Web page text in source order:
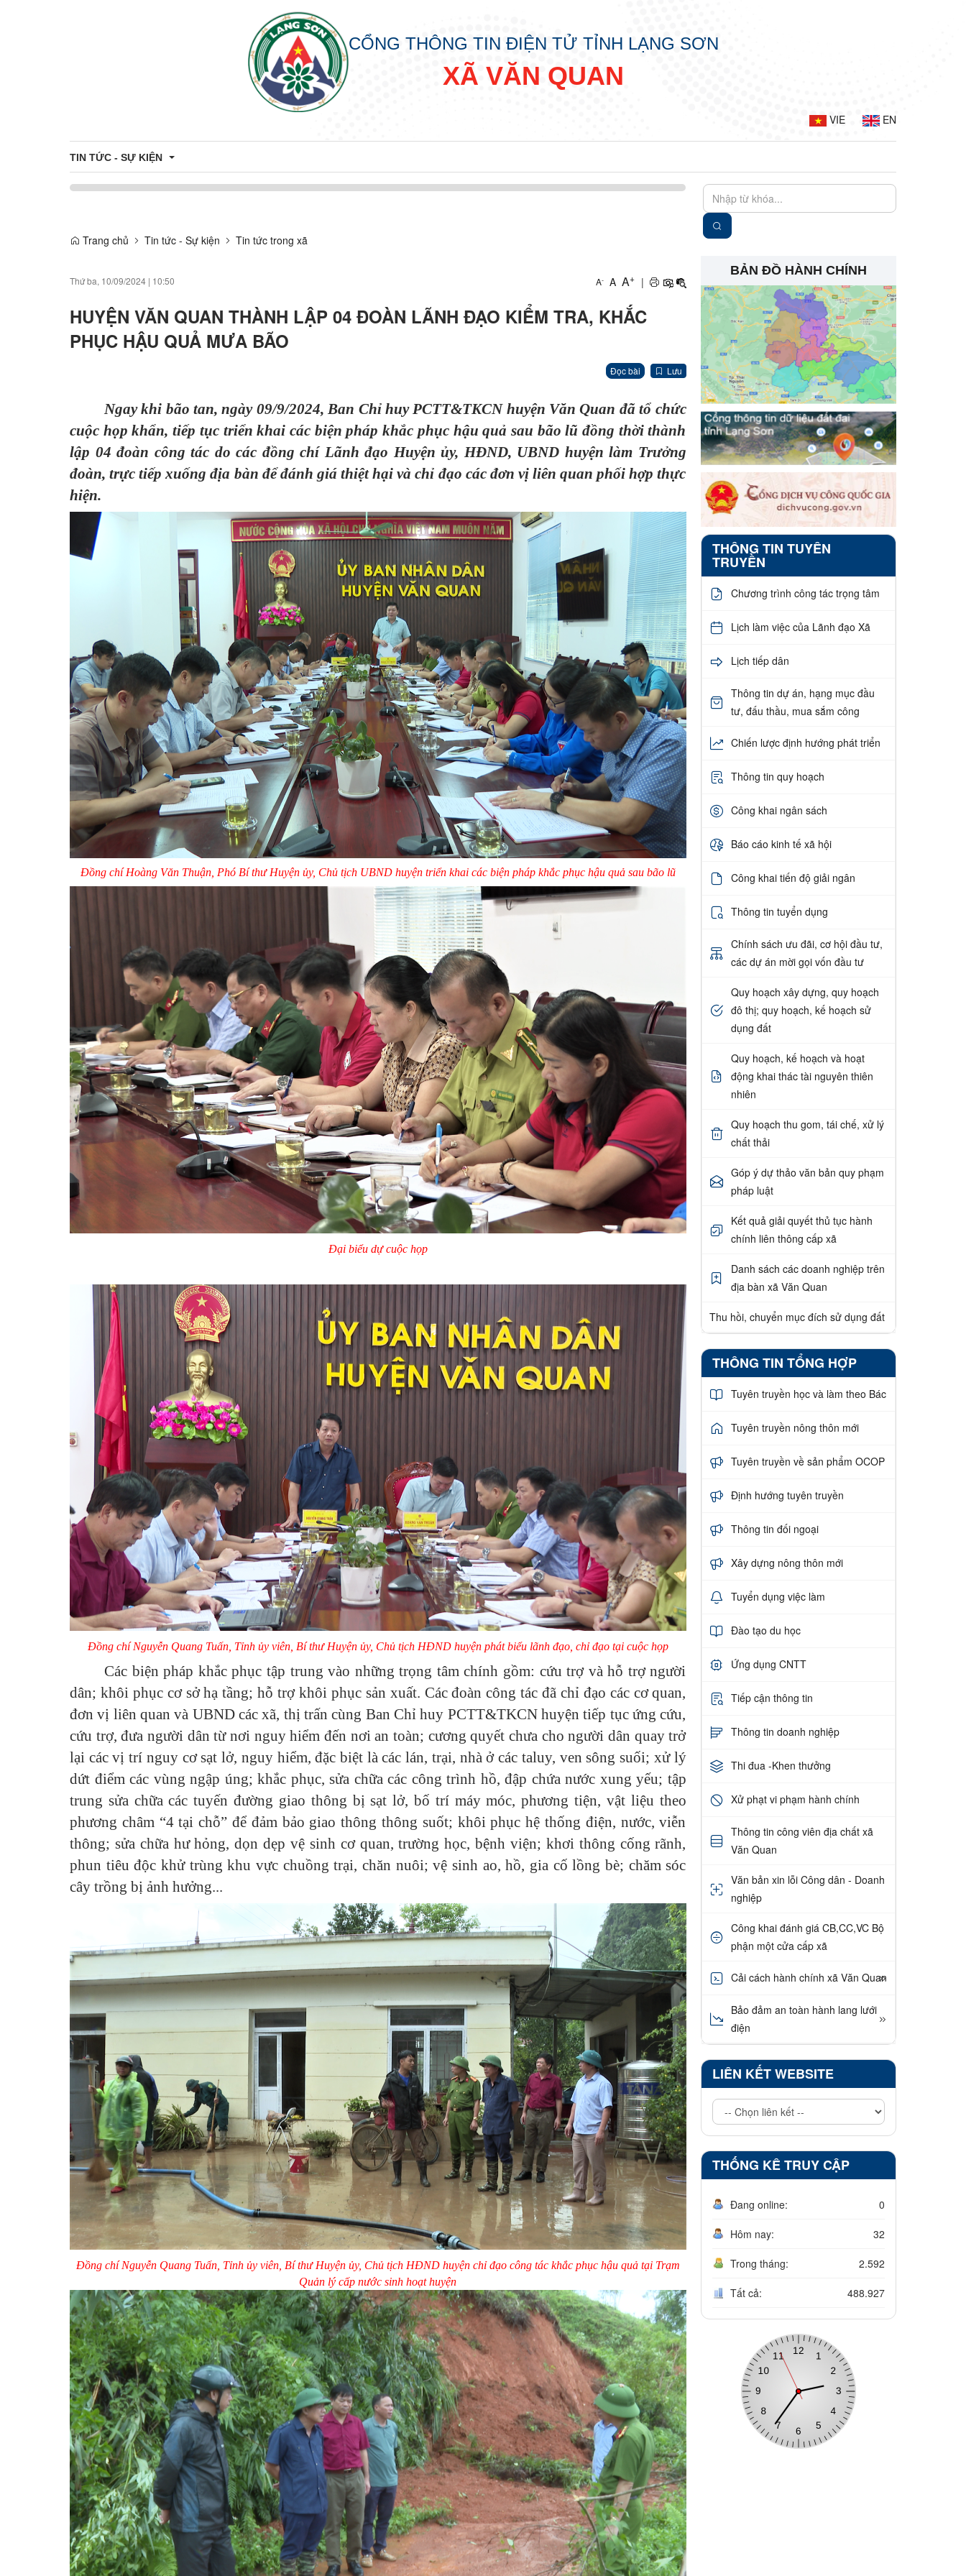
CỔNG THÔNG TIN ĐIỆN TỬ TỈNH LẠNG SƠN
XÃ VĂN QUAN
VIE EN
TIN TỨC - SỰ KIỆN
Thông tin đấu thầu - đấu giá
Công khai danh sách hỗ trợ Công dân - Doanh nghiệp
Du Lịch
Hoạt động các xã - thị trấn
Hoạt động lãnh đạo huyện
Hoạt động phòng ban chuyên môn
Kinh tế - Chính trị
Văn hoá - Xã hội
Khoa học - Công nghệ
Tin tức trong xã
Thi tuyển công chức, Viên chức
Cải cách hành chính
Nhân sự các lãnh đạo nhiệm kỳ 2025 - 2030
Trang chủ Tin tức - Sự kiện Tin tức trong xã
Thứ ba, 10/09/2024 | 10:50 A- A A+ |
HUYỆN VĂN QUAN THÀNH LẬP 04 ĐOÀN LÃNH ĐẠO KIỂM TRA, KHẮC
PHỤC HẬU QUẢ MƯA BÃO
Đọc bài Lưu
Ngay khi bão tan, ngày 09/9/2024,Ban Chỉ huy PCTT&TKCN huyện Văn Quan đã tổ chức
cuộc họp khẩn, tiếp tục triển khai các biện pháp khắc phục hậu quả sau bão lũ đồng thời thành
lập 04 đoàn công tác do các đồng chí Lãnh đạo Huyện ủy, HĐND, UBND huyện làm Trưởng
đoàn, trực tiếp xuống địa bàn để đánh giá thiệt hại và chỉ đạo các đơn vị liên quan phối hợp thực
hiện.
Đồng chí Hoàng Văn Thuận, Phó Bí thư Huyện ủy, Chủ tịch UBND huyện triển khai các biện pháp khắc phục hậu quả sau bão lũ
Đại biểu dự cuộc họp
Đồng chí Nguyễn Quang Tuấn, Tỉnh ủy viên, Bí thư Huyện ủy, Chủ tịch HĐND huyện phát biểu lãnh đạo, chỉ đạo tại cuộc họp
Các biện pháp khắc phục tập trung vào những trọng tâm chính gồm: cứu trợ và hỗ trợ người
dân; khôi phục cơ sở hạ tầng; hỗ trợ khôi phục sản xuất. Các đoàn công tác đã chỉ đạo các cơ quan,
đơn vị liên quan và UBND các xã, thị trấn cùng Ban Chỉ huy PCTT&TKCN huyện tiếp tục ứng cứu,
cứu trợ, đưa người dân từ nơi nguy hiểm đến nơi an toàn; cương quyết chưa cho người dân quay trở
lại các vị trí nguy cơ sạt lở, nguy hiểm, đặc biệt là các lán, trại, nhà ở các taluy, ven sông suối; xử lý
dứt điểm các vùng ngập úng; khắc phục, sửa chữa các công trình hồ, đập chứa nước xung yếu; tập
trung sửa chữa các tuyến đường giao thông bị sạt lở, bố trí máy móc, phương tiện, vật liệu theo
phương châm “4 tại chỗ” để đảm bảo giao thông thông suốt; khôi phục hệ thống điện, nước, viễn
thông; sửa chữa hư hỏng, dọn dẹp vệ sinh cơ quan, trường học, bệnh viện; khơi thông cống rãnh,
phun tiêu độc khử trùng khu vực chuồng trại, chăn nuôi; vệ sinh ao, hồ, gia cố lồng bè; chăm sóc
cây trồng bị ảnh hưởng...
Đồng chí Nguyễn Quang Tuấn, Tỉnh ủy viên, Bí thư Huyện ủy, Chủ tịch HĐND huyện chỉ đạo công tác khắc phục hậu quả tại Trạm
Quản lý cấp nước sinh hoạt huyện
BẢN ĐỒ HÀNH CHÍNH
THÔNG TIN TUYÊN
TRUYỀN
Chương trình công tác trọng tâm
Lịch làm việc của Lãnh đạo Xã
Lịch tiếp dân
Thông tin dự án, hạng mục đầu
tư, đấu thầu, mua sắm công
Chiến lược định hướng phát triển
Thông tin quy hoạch
Công khai ngân sách
Báo cáo kinh tế xã hội
Công khai tiến độ giải ngân
Thông tin tuyển dụng
Chính sách ưu đãi, cơ hội đầu tư,
các dự án mời gọi vốn đầu tư
Quy hoạch xây dựng, quy hoạch
đô thị; quy hoạch, kế hoạch sử
dụng đất
Quy hoạch, kế hoạch và hoạt
động khai thác tài nguyên thiên
nhiên
Quy hoạch thu gom, tái chế, xử lý
chất thải
Góp ý dự thảo văn bản quy phạm
pháp luật
Kết quả giải quyết thủ tục hành
chính liên thông cấp xã
Danh sách các doanh nghiệp trên
địa bàn xã Văn Quan
Thu hồi, chuyển mục đích sử dụng đất
THÔNG TIN TỔNG HỢP
Tuyên truyền học và làm theo Bác
Tuyên truyền nông thôn mới
Tuyên truyền về sản phẩm OCOP
Định hướng tuyên truyền
Thông tin đối ngoại
Xây dựng nông thôn mới
Tuyển dụng việc làm
Đào tạo du học
Ứng dụng CNTT
Tiếp cận thông tin
Thông tin doanh nghiệp
Thi đua -Khen thưởng
Xử phạt vi phạm hành chính
Thông tin công viên địa chất xã
Văn Quan
Văn bản xin lỗi Công dân - Doanh
nghiệp
Công khai đánh giá CB,CC,VC Bộ
phận một cửa cấp xã
Cải cách hành chính xã Văn Quan
Bảo đảm an toàn hành lang lưới
điện
LIÊN KẾT WEBSITE
THỐNG KÊ TRUY CẬP
Đang online: 0
Hôm nay: 32
Trong tháng: 2.592
Tất cả: 488.927